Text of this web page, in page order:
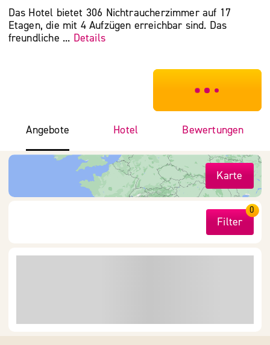
Das Hotel bietet 306 Nichtraucherzimmer auf 17
Etagen, die mit 4 Aufzügen erreichbar sind. Das
freundliche ... Details
***************
Angebote Hotel Bewertungen
Karte
Filter
0